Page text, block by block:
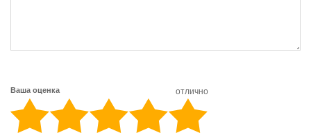
Ваша оценка отлично